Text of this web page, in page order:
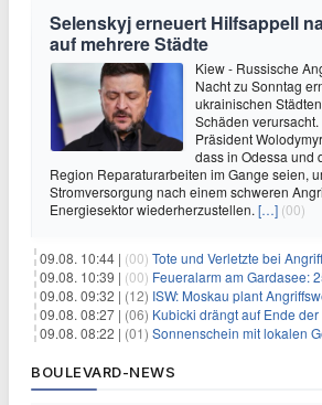
Selenskyj erneuert Hilfsappell
auf mehrere Städte
Kiew - Russische
Nacht zu Sonntag
ukrainischen
Schäden
Präsident
dass in Odessa und
Region Reparaturarbeiten im Gange seien,
Stromversorgung nach einem schweren
Energiesektor wiederherzustellen. […] (00)
09.08. 10:44 | (00) Tote und Verletzte bei Angriff auf
09.08. 10:39 | (00) Feueralarm am Gardasee:
09.08. 09:32 | (12) ISW: Moskau plant Angriffswelle
09.08. 08:27 | (06) Kubicki drängt auf Ende
09.08. 08:22 | (01) Sonnenschein mit lokalen
BOULEVARD-NEWS